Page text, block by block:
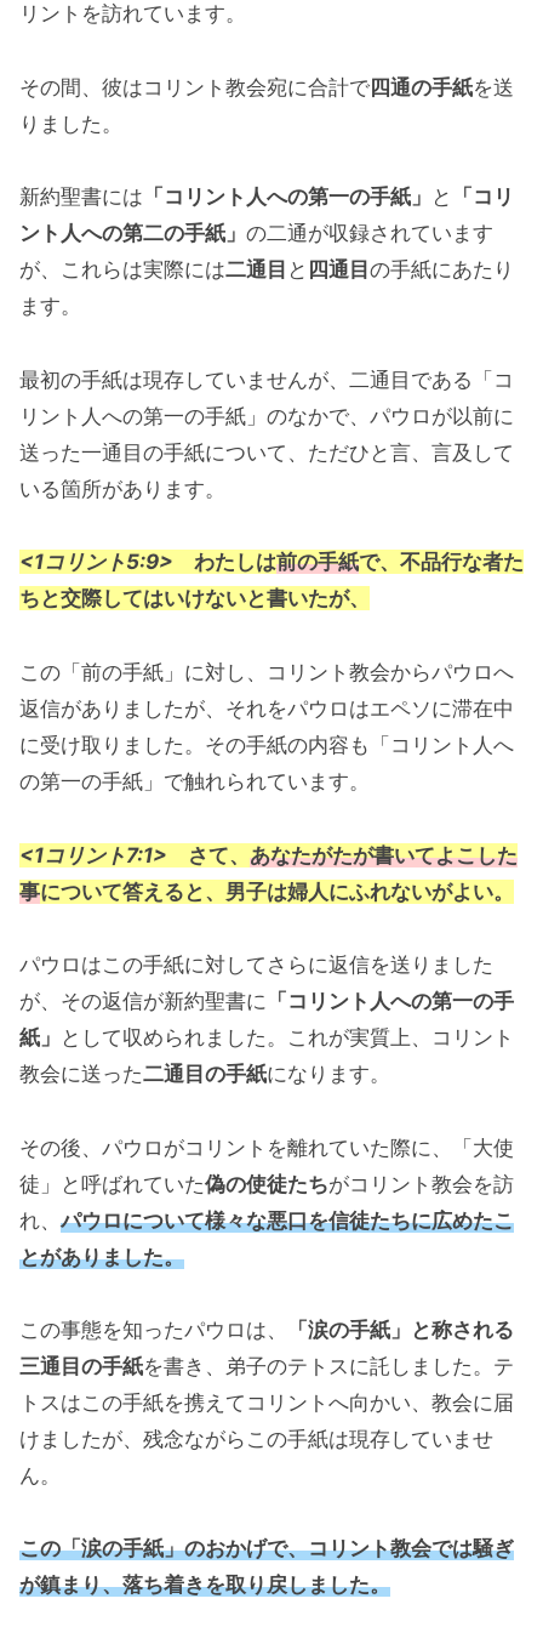
リントを訪れています。
その間、彼はコリント教会宛に合計で四通の手紙を送
りました。
新約聖書には 「コリント人への第一の手紙」 と
「コリ
ント人への第二の手紙」 の二通が収録されています
が、これらは実際には二通目 と 四通目 の手紙にあたり
ます。
最初の手紙は現存していませんが、二通目である「コ
リント人への第一の手紙」のなかで、パウロが以前に
送った一通目の手紙について、ただひと言、言及して
いる箇所があります。
<1コリント5:9> わたしは前の手紙で、不品行な者た
ちと交際してはいけないと書いたが、
この「前の手紙」に対し、コリント教会からパウロへ
返信がありましたが、それをパウロはエペソに滞在中
に受け取りました。その手紙の内容も「コリント人へ
の第一の手紙」で触れられています。
<1コリント7:1> さて、 あなたがたが書いてよこした
事について答えると、男子は婦人にふれないがよい。
パウロはこの手紙に対してさらに返信を送りました
が、その返信が新約聖書に 「コリント人への第一の手
紙」 として収められました。これが実質上、コリント
教会に送った二通目の手紙になります。
その後、パウロがコリントを離れていた際に、「大使
徒」と呼ばれていた偽の使徒たちがコリント教会を訪
れ、パウロについて様々な悪口を信徒たちに広めたこ
とがありました。
この事態を知ったパウロは、
「涙の手紙」と称される
三通目の手紙を書き、弟子のテトスに託しました。テ
トスはこの手紙を携えてコリントへ向かい、教会に届
けましたが、残念ながらこの手紙は現存していませ
ん。
この「涙の手紙」のおかげで、コリント教会では騒ぎ
が鎮まり、落ち着きを取り戻しました。